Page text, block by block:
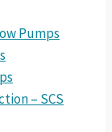
Pumps
– SCS